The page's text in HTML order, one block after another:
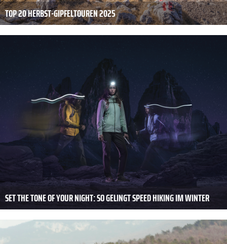
TOP 20 HERBST-GIPFELTOUREN 2025
SET THE TONE OF YOUR NIGHT: SO GELINGT SPEED HIKING IM WINTER